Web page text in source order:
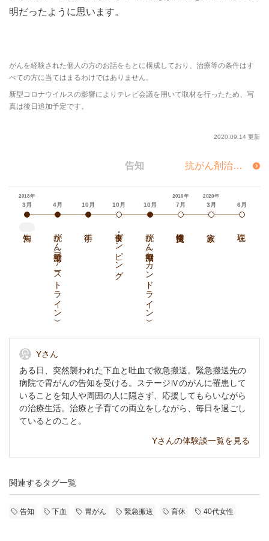
明だったように思います。
がんを経験された個人の方のお話をもとに構成しており、治療等の条件はす
べての方に当てはまるわけではありません。
新型コロナウイルスの影響によりテレビ会議を用いて取材を行ったため、写
真は後日追加予定です。
2020.09.14 更新
https://www.hatch-healthcare.co.jp
告知 抗がん剤治療（ファーストライン）
2018年
3月 4月
抗がん剤治療（ファーストライン）
10月 10月
食事・ダンピング
10月
抗がん剤治療（セカンドライン）
2019年
7月
2020年
3月 6月
Yさん
ある日、突然襲われた下血と吐血で救急搬送。緊急搬送先の
病院で胃がんの告知を受ける。ステージⅣのがんに罹患して
いることを知人や周囲の人に隠さず、応援してもらいながら
の治療生活。治療と子育ての両立をしながら、毎日を過ごし
ているとのこと。
Yさんの体験談一覧を見る
関連するタグ一覧
告知 下血 胃がん 緊急搬送 育休 40代女性